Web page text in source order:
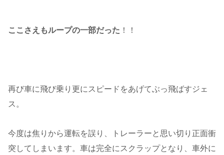
ここさえもループの一部だった ！！
再び車に飛び乗り更にスピードをあげてぶっ飛ばすジェ
ス。
今度は焦りから運転を誤り、トレーラーと思い切り正面衝
突してしまいます。車は完全にスクラップとなり、車外に